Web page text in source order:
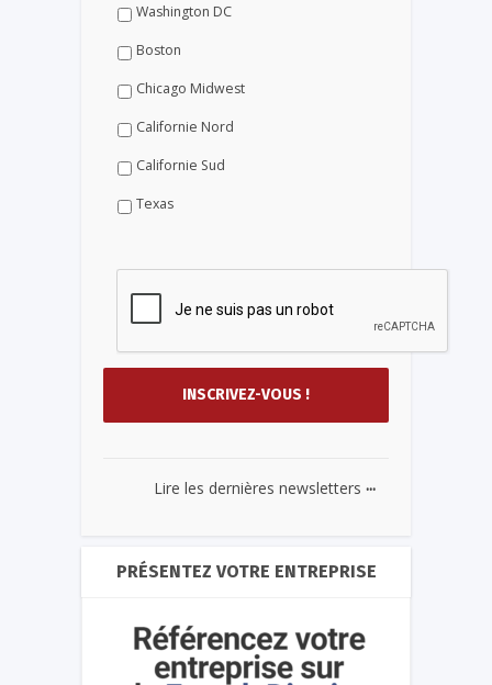
Washington DC
Boston
Chicago Midwest
Californie Nord
Californie Sud
Texas
Lire les dernières newsletters ...
PRÉSENTEZ VOTRE ENTREPRISE